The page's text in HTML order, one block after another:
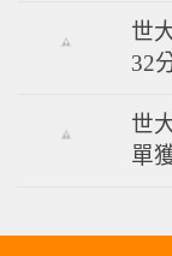
世
32
世
單